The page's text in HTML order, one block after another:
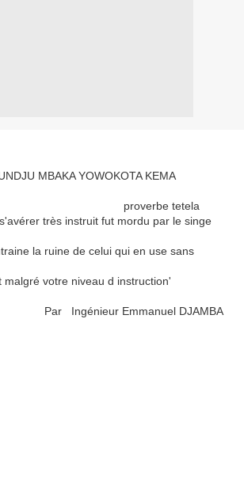
MBAKA YOWOKOTA KEMA
tetela
très instruit fut mordu par le singe
la ruine de celui qui en use sans
votre niveau d instruction'
Emmanuel DJAMBA